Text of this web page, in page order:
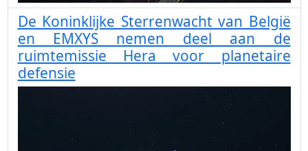
De Koninklijke Sterrenwacht van België
en EMXYS nemen deel aan de
ruimtemissie Hera voor planetaire
defensie